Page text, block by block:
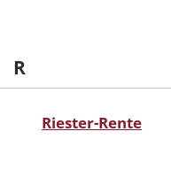
R
Riester-Rente